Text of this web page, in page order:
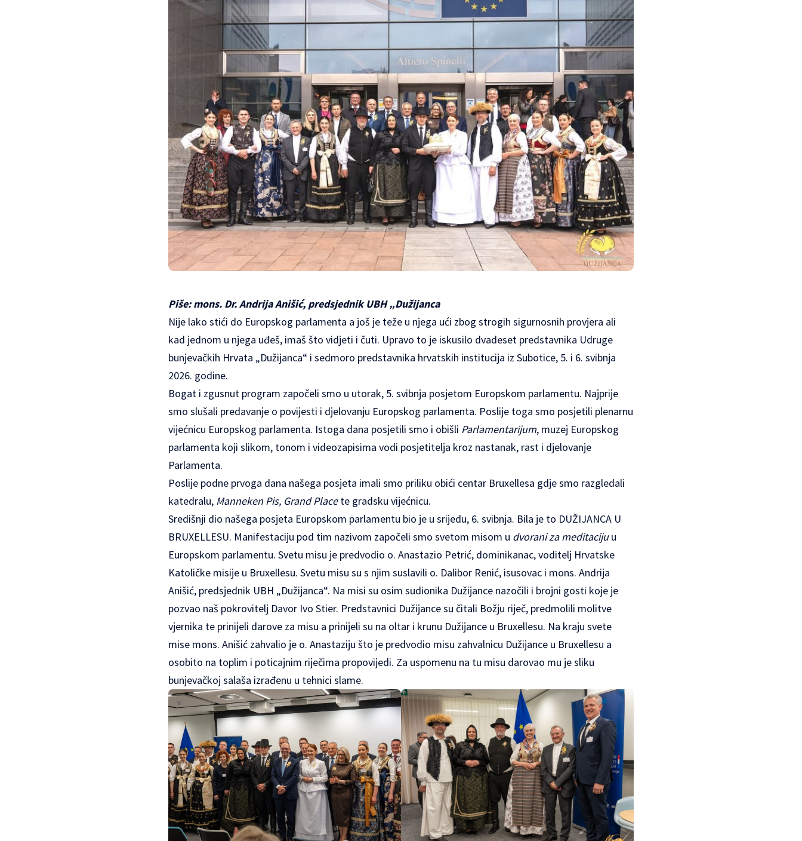
Piše: mons. Dr. Andrija Anišić, predsjednik UBH „Dužijanca
Nije lako stići do Europskog parlamenta a još je teže u njega ući zbog strogih sigurnosnih provjera ali
kad jednom u njega uđeš, imaš što vidjeti i čuti. Upravo to je iskusilo dvadeset predstavnika Udruge
bunjevačkih Hrvata „Dužijanca“ i sedmoro predstavnika hrvatskih institucija iz Subotice, 5. i 6. svibnja
2026. godine.
Bogat i zgusnut program započeli smo u utorak, 5. svibnja posjetom Europskom parlamentu. Najprije
smo slušali predavanje o povijesti i djelovanju Europskog parlamenta. Poslije toga smo posjetili plenarnu
vijećnicu Europskog parlamenta. Istoga dana posjetili smo i obišli Parlamentarijum, muzej Europskog
parlamenta koji slikom, tonom i videozapisima vodi posjetitelja kroz nastanak, rast i djelovanje
Parlamenta.
Poslije podne prvoga dana našega posjeta imali smo priliku obići centar Bruxellesa gdje smo razgledali
katedralu, Manneken Pis, Grand Placete gradsku vijećnicu.
Središnji dio našega posjeta Europskom parlamentu bio je u srijedu, 6. svibnja. Bila je to DUŽIJANCA U
BRUXELLESU. Manifestaciju pod tim nazivom započeli smo svetom misom u dvorani za meditacijuu
Europskom parlamentu. Svetu misu je predvodio o. Anastazio Petrić, dominikanac, voditelj Hrvatske
Katoličke misije u Bruxellesu. Svetu misu su s njim suslavili o. Dalibor Renić, isusovac i mons. Andrija
Anišić, predsjednik UBH „Dužijanca“. Na misi su osim sudionika Dužijance nazočili i brojni gosti koje je
pozvao naš pokrovitelj Davor Ivo Stier. Predstavnici Dužijance su čitali Božju riječ, predmolili molitve
vjernika te prinijeli darove za misu a prinijeli su na oltar i krunu Dužijance u Bruxellesu. Na kraju svete
mise mons. Anišić zahvalio je o. Anastaziju što je predvodio misu zahvalnicu Dužijance u Bruxellesu a
osobito na toplim i poticajnim riječima propovijedi. Za uspomenu na tu misu darovao mu je sliku
bunjevačkoj salaša izrađenu u tehnici slame.